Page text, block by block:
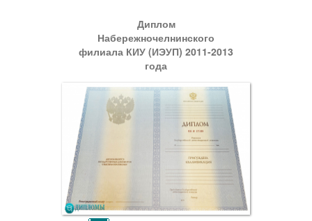
Диплом
Набережночелнинского
филиала КИУ (ИЭУП) 2011-2013
года